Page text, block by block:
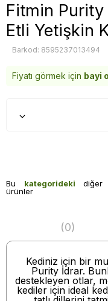
Fitmin
Etli Yetişkin
Barkod: 8595237013494
Fiyatı görmek için bayi
Bu kategorideki
diğer
ürünler
(0)
Kediniz için bir
Purity İdrar.
destekleyen otlar,
kediler için ideal